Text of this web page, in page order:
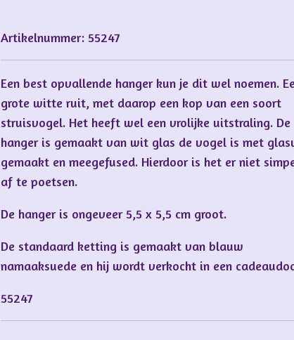
Artikelnummer: 55247
Een best opvallende hanger kun je dit wel noemen.
grote witte ruit, met daarop een kop van een soort
struisvogel. Het heeft wel een vrolijke uitstraling. De
hanger is gemaakt van wit glas de vogel is met
gemaakt en meegefused. Hierdoor is het er niet
af te poetsen.
De hanger is ongeveer 5,5 x 5,5 cm groot.
De standaard ketting is gemaakt van blauw
namaaksuede en hij wordt verkocht in een
55247